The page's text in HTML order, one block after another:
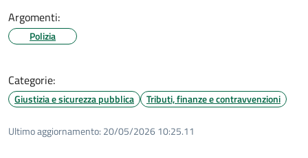
Argomenti:
Polizia
Categorie:
Giustizia e sicurezza pubblica Tributi, finanze e contravvenzioni
Ultimo aggiornamento: 20/05/2026 10:25.11